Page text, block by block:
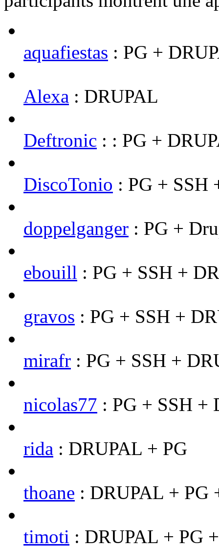
aquafiestas : PG +
Alexa : DRUPAL
Deftronic : : PG +
DiscoTonio : PG + SSH
doppelganger : PG +
ebouill : PG + SSH +
gravos : PG + SSH +
mirafr : PG + SSH +
nicolas77 : PG + SSH +
rida : DRUPAL + PG
thoane : DRUPAL + PG
timoti : DRUPAL + PG